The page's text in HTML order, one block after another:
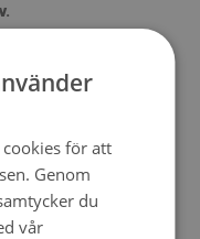
för att
Genom
du
vår